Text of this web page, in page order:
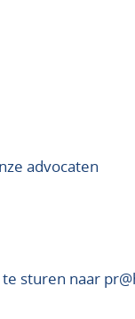
advocaten
sturen naar